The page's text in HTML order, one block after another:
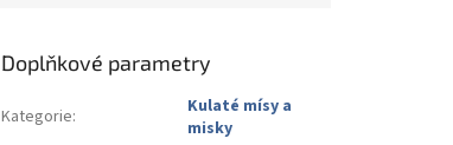
Doplňkové parametry
Kategorie:
Kulaté mísy a
misky